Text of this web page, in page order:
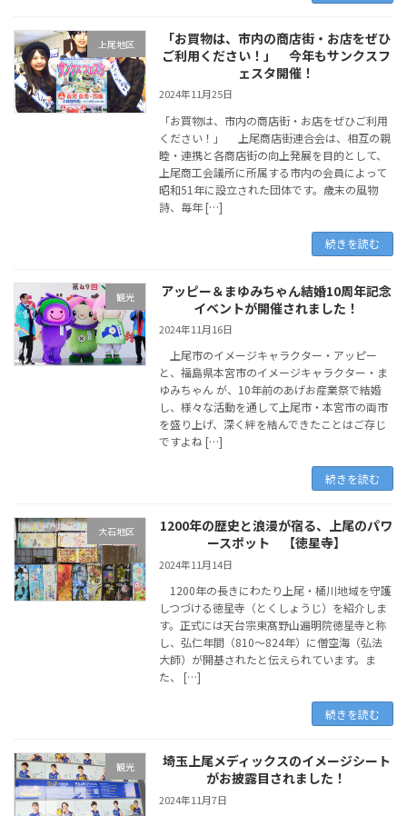
上尾地区
「お買物は、市内の商店街・お店をぜひ
ご利用ください！」 今年もサンクスフ
ェスタ開催！
2024年11月25日
「お買物は、市内の商店街・お店をぜひご利用
ください！」 上尾商店街連合会は、相互の親
睦・連携と各商店街の向上発展を目的として、
上尾商工会議所に所属する市内の会員によって
昭和51年に設立された団体です。歳末の風物
詩、毎年 […]
続きを読む
観光
アッピー＆まゆみちゃん結婚10周年記念
イベントが開催されました！
2024年11月16日
上尾市のイメージキャラクター・アッピー
と、福島県本宮市のイメージキャラクター・ま
ゆみちゃん が、10年前のあげお産業祭で結婚
し、様々な活動を通して上尾市・本宮市の両市
を盛り上げ、深く絆を結んできたことはご存じ
ですよね […]
続きを読む
大石地区
1200年の歴史と浪漫が宿る、上尾のパワ
ースポット 【徳星寺】
2024年11月14日
1200年の長きにわたり上尾・桶川地域を守護
しつづける徳星寺（とくしょうじ）を紹介しま
す。正式には天台宗東髙野山遍明院徳星寺と称
し、弘仁年間（810～824年）に僧空海（弘法
大師）が開基されたと伝えられています。ま
た、 […]
続きを読む
観光
埼玉上尾メディックスのイメージシート
がお披露目されました！
2024年11月7日